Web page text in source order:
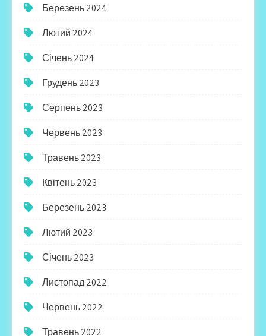
Березень 2024
Лютий 2024
Січень 2024
Грудень 2023
Серпень 2023
Червень 2023
Травень 2023
Квітень 2023
Березень 2023
Лютий 2023
Січень 2023
Листопад 2022
Червень 2022
Травень 2022